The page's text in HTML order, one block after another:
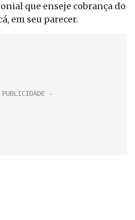
que enseje cobrança do
em seu parecer.